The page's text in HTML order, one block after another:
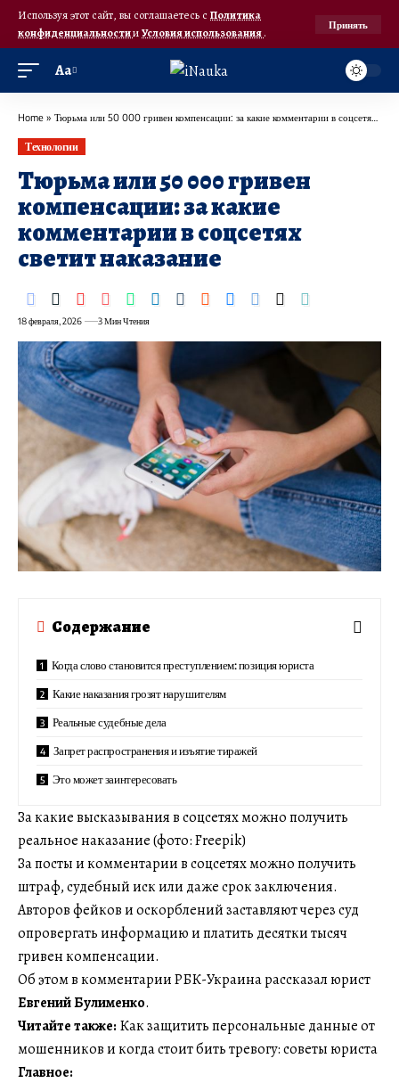
Используя этот сайт, вы соглашаетесь с Политика
конфиденциальностииУсловия использования.
Принять
Аа
Home » Тюрьма или 50 000 гривен компенсации: за какие комментарии в соцсетях светит наказание
Технологии
Тюрьма или 50 000 гривен
компенсации: за какие
комментарии в соцсетях
светит наказание
18 февраля, 2026 3 Мин Чтения
Содержание
Когда слово становится преступлением: позиция юриста
Какие наказания грозят нарушителям
Реальные судебные дела
Запрет распространения и изъятие тиражей
Это может заинтересовать
За какие высказывания в соцсетях можно получить
реальное наказание (фото: Freepik)
За посты и комментарии в соцсетях можно получить
штраф, судебный иск или даже срок заключения.
Авторов фейков и оскорблений заставляют через суд
опровергать информацию и платить десятки тысяч
гривен компенсации.
Об этом в комментарии РБК-Украина рассказал юрист
Евгений Булименко.
Читайте также: Как защитить персональные данные от
мошенников и когда стоит бить тревогу: советы юриста
Главное: